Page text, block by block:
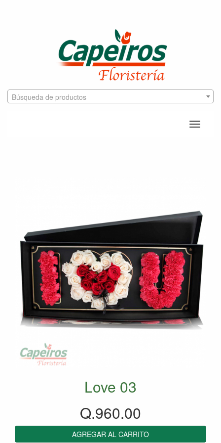
Búsqueda de productos
Toggle
Love 03
Q.960.00